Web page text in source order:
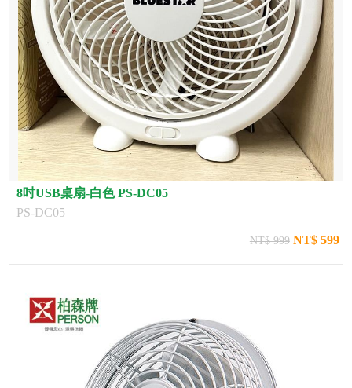
8吋USB桌扇-白色 PS-DC05
PS-DC05
NT$ 999 NT$ 599